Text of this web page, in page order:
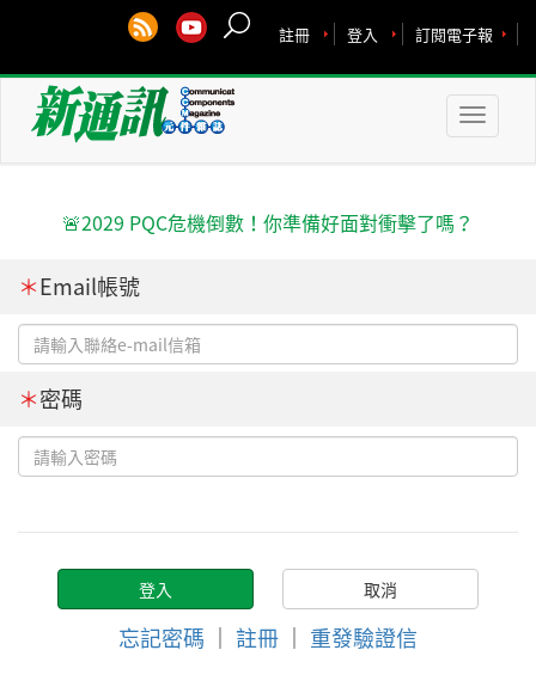
訂閱電子報
登入
註冊
Toggle
🚨2029 PQC危機倒數！你準備好面對衝擊了嗎？
＊Email帳號
＊密碼
忘記密碼 ｜ 註冊 ｜ 重發驗證信